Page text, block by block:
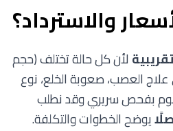
والاسترداد؟
تقريبية لأن كل حالة تختلف (حجم
العصب، صعوبة الخلع، نوع
بفحص سريري وقد نطلب
يوضح الخطوات والتكلفة.